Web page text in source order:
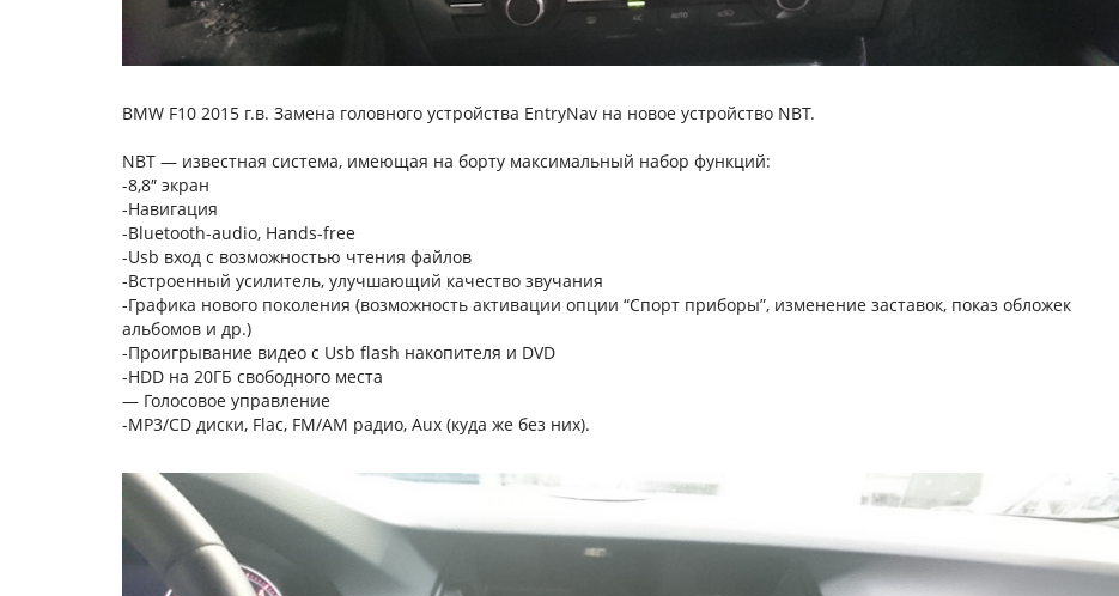
BMW F10 2015 г.в. Замена головного устройства EntryNav на новое устройство NBT.
NBT — известная система, имеющая на борту максимальный набор функций:
-8,8″ экран
-Навигация
-Bluetooth-audio, Hands-free
-Usb вход с возможностью чтения файлов
-Встроенный усилитель, улучшающий качество звучания
-Графика нового поколения (возможность активации опции “Спорт приборы”, изменение заставок, показ обложек
альбомов и др.)
-Проигрывание видео с Usb flash накопителя и DVD
-HDD на 20ГБ свободного места
— Голосовое управление
-MP3/CD диски, Flac, FM/AM радио, Aux (куда же без них).